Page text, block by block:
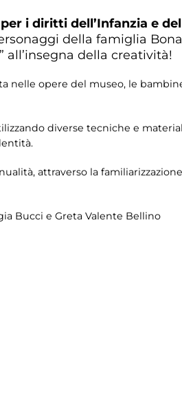
i diritti dell’Infanzia e
della famiglia
all’insegna della creatività!
nelle opere del museo, le
diverse tecniche e
attraverso la
Bucci e Greta Valente Bellino